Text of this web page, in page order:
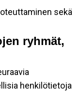
sekä
ryhmät,
henkilötietoja